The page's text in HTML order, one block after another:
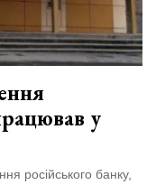
у
російського банку,